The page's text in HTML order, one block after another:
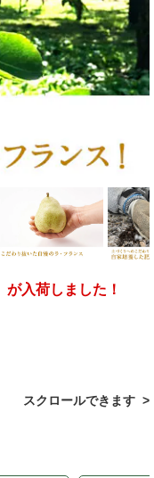
入荷しました！
スクロールできます >